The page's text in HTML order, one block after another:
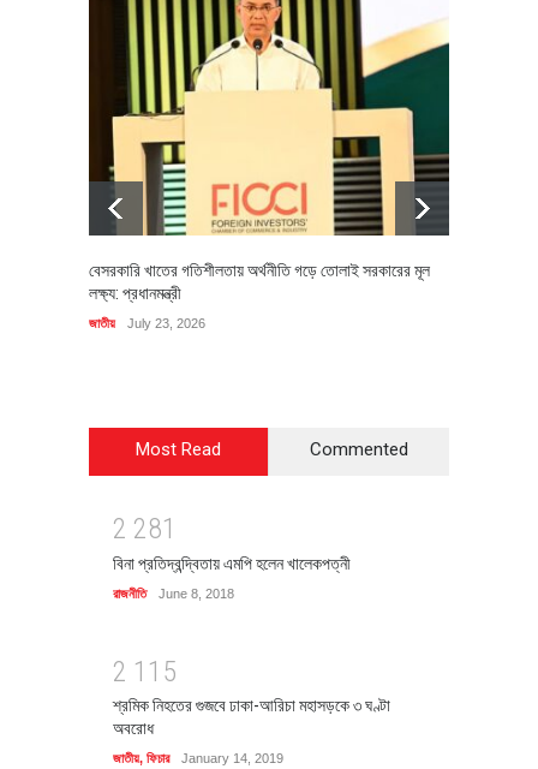
বেসরকারি খাতের গতিশীলতায় অর্থনীতি গড়ে তোলাই সরকারের মূল
লক্ষ্য: প্রধানমন্ত্রী
জাতীয় July 23, 2026
Most Read Commented
2 281
বিনা প্রতিদ্বন্দ্বিতায় এমপি হলেন খালেকপত্নী
রাজনীতি June 8, 2018
2 1 1 5
শ্রমিক নিহতের গুজবে ঢাকা-আরিচা মহাসড়কে ৩ ঘণ্টা
অবরোধ
জাতীয়, ফিচার January 14, 2019